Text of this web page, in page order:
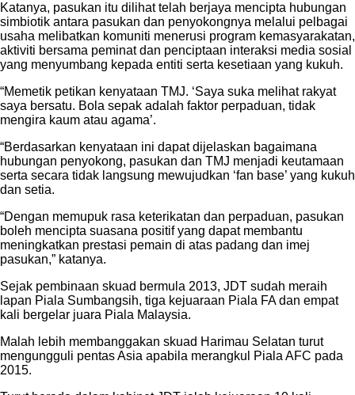
Katanya, pasukan itu dilihat telah berjaya mencipta hubungan
simbiotik antara pasukan dan penyokongnya melalui pelbagai
usaha melibatkan komuniti menerusi program kemasyarakatan,
aktiviti bersama peminat dan penciptaan interaksi media sosial
yang menyumbang kepada entiti serta kesetiaan yang kukuh.
“Memetik petikan kenyataan TMJ. ‘Saya suka melihat rakyat
saya bersatu. Bola sepak adalah faktor perpaduan, tidak
mengira kaum atau agama’.
“Berdasarkan kenyataan ini dapat dijelaskan bagaimana
hubungan penyokong, pasukan dan TMJ menjadi keutamaan
serta secara tidak langsung mewujudkan ‘fan base’ yang kukuh
dan setia.
“Dengan memupuk rasa keterikatan dan perpaduan, pasukan
boleh mencipta suasana positif yang dapat membantu
meningkatkan prestasi pemain di atas padang dan imej
pasukan,” katanya.
Sejak pembinaan skuad bermula 2013, JDT sudah meraih
lapan Piala Sumbangsih, tiga kejuaraan Piala FA dan empat
kali bergelar juara Piala Malaysia.
Malah lebih membanggakan skuad Harimau Selatan turut
mengungguli pentas Asia apabila merangkul Piala AFC pada
2015.